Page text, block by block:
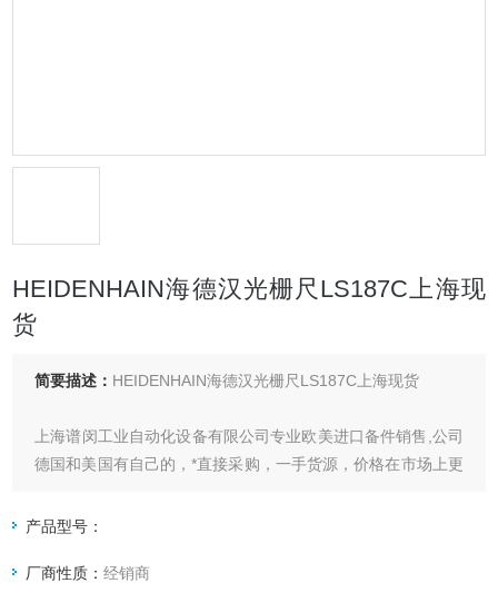
HEIDENHAIN海德汉光栅尺LS187C上海现
货
简要描述： HEIDENHAIN海德汉光栅尺LS187C上海现货
上海谱闵工业自动化设备有限公司专业欧美进口备件销售,公司
德国和美国有自己的，*直接采购，一手货源，价格在市场上更
货给我们提供固定折扣，确保我们给客户惠的价格。
产品型号：
厂商性质：经销商